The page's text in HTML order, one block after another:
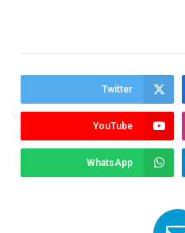
Twitter
YouTube
WhatsApp